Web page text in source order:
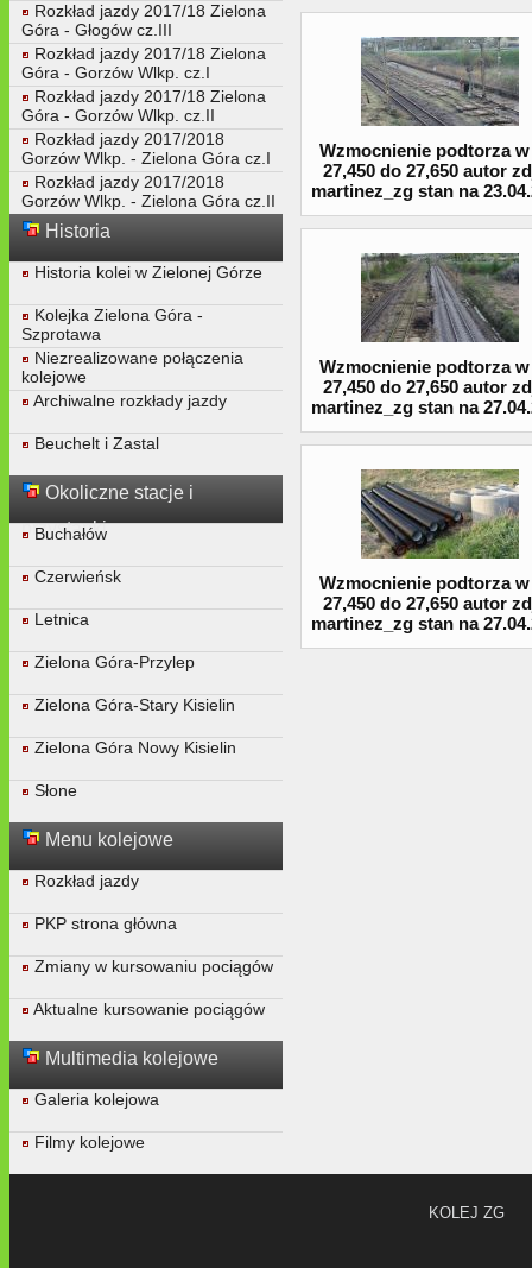
Rozkład jazdy 2017/18 Zielona
Góra - Głogów cz.III
Rozkład jazdy 2017/18 Zielona
Góra - Gorzów Wlkp. cz.I
Rozkład jazdy 2017/18 Zielona
Góra - Gorzów Wlkp. cz.II
Rozkład jazdy 2017/2018
Gorzów Wlkp. - Zielona Góra cz.I
Rozkład jazdy 2017/2018
Gorzów Wlkp. - Zielona Góra cz.II
Historia
Historia kolei w Zielonej Górze
Kolejka Zielona Góra -
Szprotawa
Niezrealizowane połączenia
kolejowe
Archiwalne rozkłady jazdy
Beuchelt i Zastal
Okoliczne stacje i
przystanki
Buchałów
Czerwieńsk
Letnica
Zielona Góra-Przylep
Zielona Góra-Stary Kisielin
Zielona Góra Nowy Kisielin
Słone
Menu kolejowe
Rozkład jazdy
PKP strona główna
Zmiany w kursowaniu pociągów
Aktualne kursowanie pociągów
Multimedia kolejowe
Galeria kolejowa
Filmy kolejowe
Wzmocnienie podtorza
27,450 do 27,650 autor
martinez_zg stan na
Wzmocnienie podtorza
27,450 do 27,650 autor
martinez_zg stan na
Wzmocnienie podtorza
27,450 do 27,650 autor
martinez_zg stan na
KOLEJ ZG